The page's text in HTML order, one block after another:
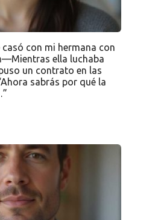
con mi hermana con
ella luchaba
un contrato en las
sabrás por qué la